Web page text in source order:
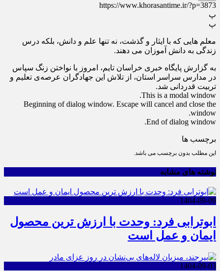
https://www.khorasantime.ir/?p=3873
پ
پ
معلم هایی که با ایثار و گذشت، نه تنها علم و دانش، بلکه درس
زندگی به دانش آموزان می دهند.
به گزارش پایگاه خبری خراسان تایم، امروز با نواختن زنگ سپاس
در مدارس سراسر استان، از تلاش این جهادگران عرصه‌ی تعلیم و
تربیت قدردانی شد.
This is a modal window.
Beginning of dialog window. Escape will cancel and close the
window.
End of dialog window.
برچسب ها
این مطلب بدون برچسب می باشد.
نوشته های مشابه
1404-09-09
ابوترابی فرد: وحدت با ارزش ترین محصول
ایمان و عمل است
1404-09-03